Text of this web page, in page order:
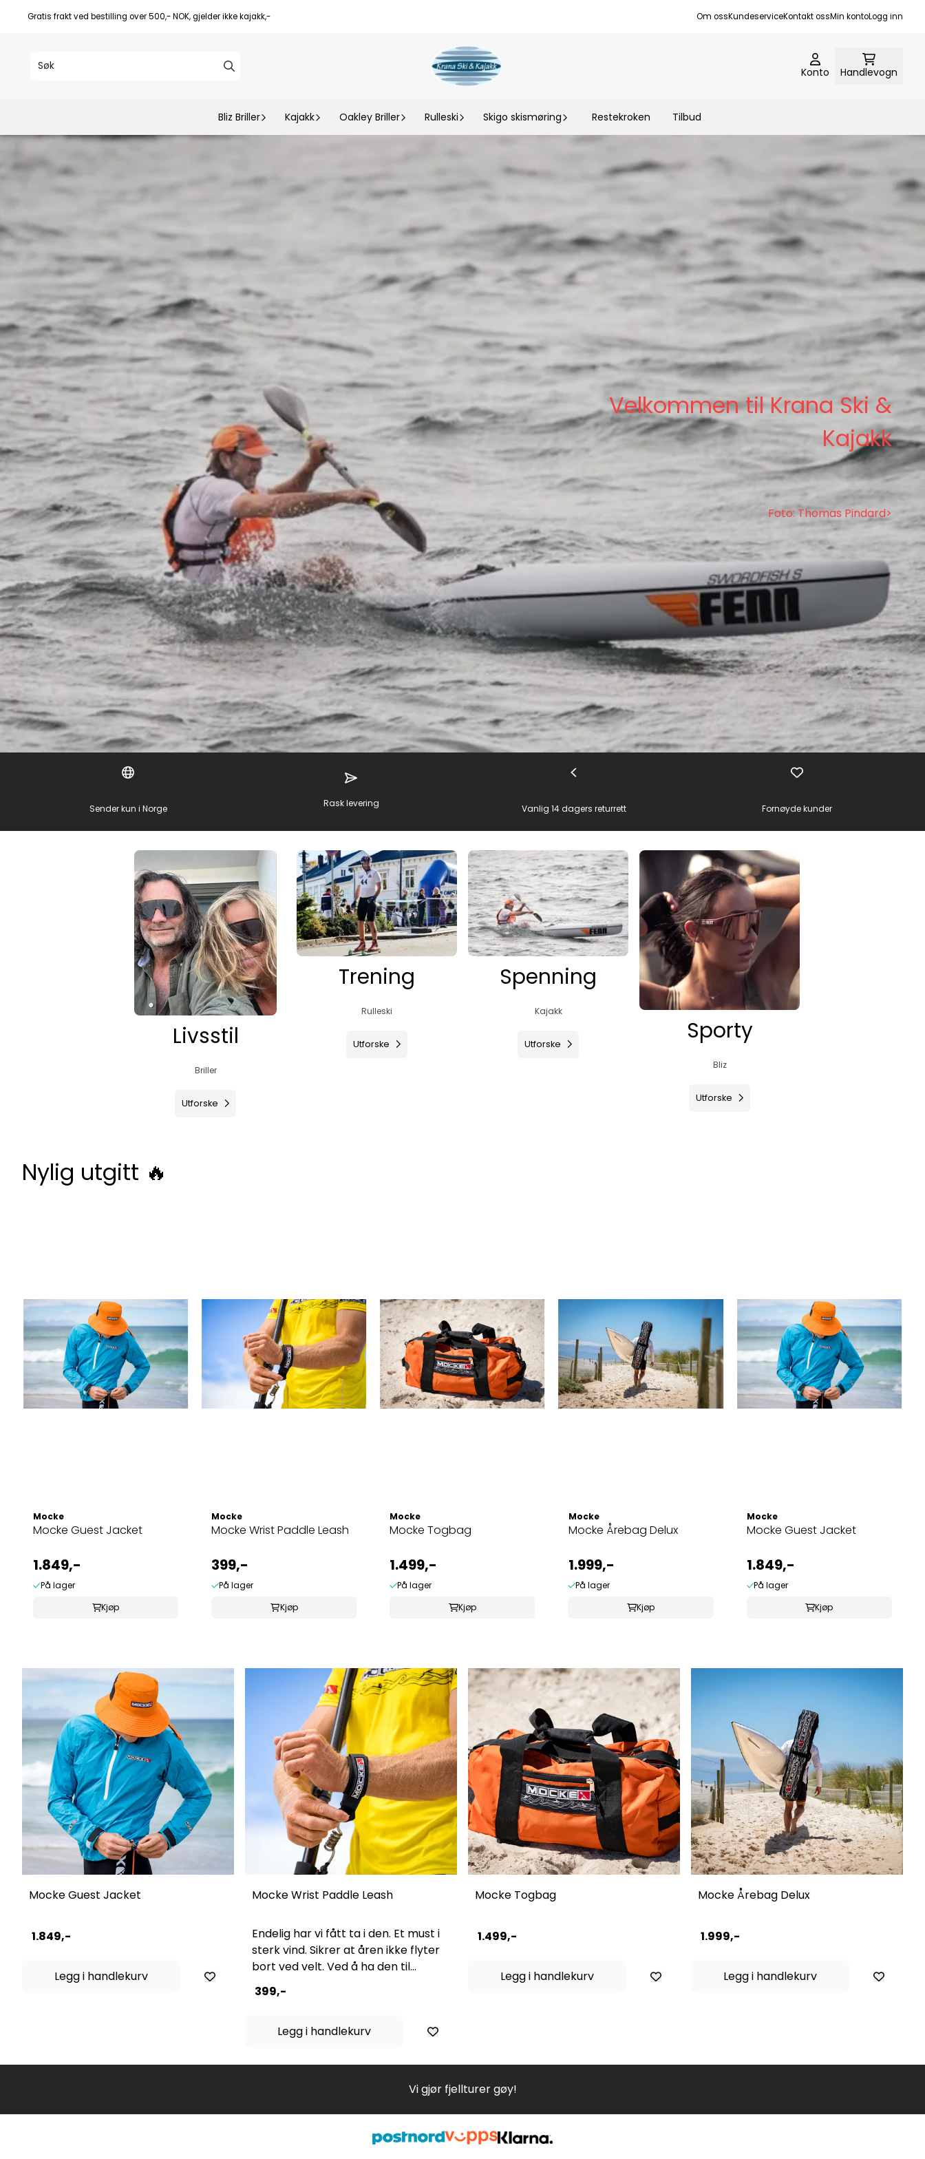
Hopp til innhold
Gratis frakt ved bestilling over 500,- NOK, gjelder ikke kajakk,- Om ossKundeserviceKontakt ossMin kontoLogg inn
Konto Handlevogn
Bliz Briller Kajakk Oakley Briller Rulleski Skigo skismøring Restekroken Tilbud
Velkommen til Krana Ski &
Kajakk
Foto: Thomas Pindard>
Sender kun i Norge Rask levering Vanlig 14 dagers returrett Fornøyde kunder
Livsstil
Briller
Utforske
Trening
Rulleski
Utforske
Spenning
Kajakk
Utforske Sporty
Bliz
Utforske
Nylig utgitt 🔥
Mocke
Mocke Guest Jacket
1.849,-
På lager
Kjøp
Mocke
Mocke Wrist Paddle Leash
399,-
På lager
Kjøp
Mocke
Mocke Togbag
1.499,-
På lager
Kjøp
Mocke
Mocke Årebag Delux
1.999,-
På lager
Kjøp
Mocke
Mocke Guest Jacket
1.849,-
På lager
Kjøp
Mocke Guest Jacket
1.849,-
Legg i handlekurv
Mocke Wrist Paddle Leash
Endelig har vi fått ta i den. Et must i
sterk vind. Sikrer at åren ikke flyter
bort ved velt. Ved å ha den til
legleashen.
399,-
Legg i handlekurv
Mocke Togbag
1.499,-
Legg i handlekurv
Mocke Årebag Delux
1.999,-
Legg i handlekurv
Vi gjør fjellturer gøy!